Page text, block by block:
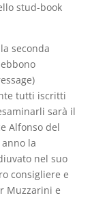
stud-book
seconda
tutti iscritti
sarà il
Alfonso del
la
nel suo
consigliere e
Muzzarini e